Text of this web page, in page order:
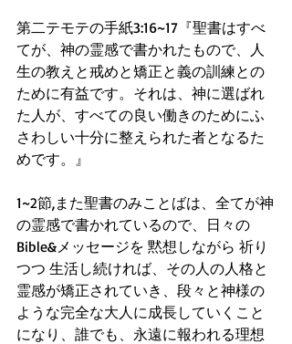
第二テモテの手紙3:16~17『聖書はすべ
てが、神の霊感で書かれたもので、人
生の教えと戒めと矯正と義の訓練との
ために有益です。それは、神に選ばれ
た人が、すべての良い働きのためにふ
さわしい十分に整えられた者となるた
めです。』
1~2節,また聖書のみことばは、全てが神
の霊感で書かれているので、日々の
Bible&メッセージを 黙想しながら 祈り
つつ 生活し続ければ、その人の人格と
霊感が矯正されていき、段々と神様の
ような完全な大人に成長していくこと
になり、誰でも、永遠に報われる理想